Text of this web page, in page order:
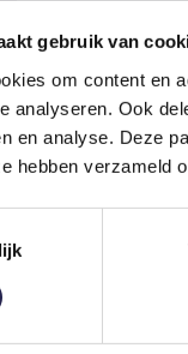
gebruik van
om content en
analyseren. Ook
en analyse. Deze
hebben verzameld
vinden hun weg